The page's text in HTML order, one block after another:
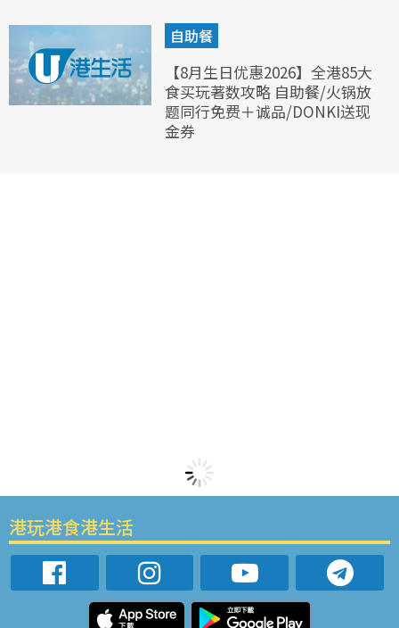
自助餐
【8月生日优惠2026】全港85大
食买玩著数攻略 自助餐/火锅放
题同行免费＋诚品/DONKI送现
金券
港玩港食港生活